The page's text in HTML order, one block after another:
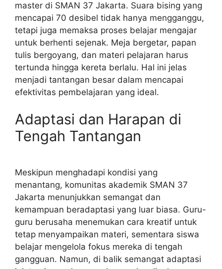
master di SMAN 37 Jakarta. Suara bising yang
mencapai 70 desibel tidak hanya mengganggu,
tetapi juga memaksa proses belajar mengajar
untuk berhenti sejenak. Meja bergetar, papan
tulis bergoyang, dan materi pelajaran harus
tertunda hingga kereta berlalu. Hal ini jelas
menjadi tantangan besar dalam mencapai
efektivitas pembelajaran yang ideal.
Adaptasi dan Harapan di
Tengah Tantangan
Meskipun menghadapi kondisi yang
menantang, komunitas akademik SMAN 37
Jakarta menunjukkan semangat dan
kemampuan beradaptasi yang luar biasa. Guru-
guru berusaha menemukan cara kreatif untuk
tetap menyampaikan materi, sementara siswa
belajar mengelola fokus mereka di tengah
gangguan. Namun, di balik semangat adaptasi